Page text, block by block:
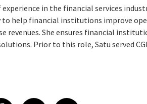
experience in the financial services
help financial institutions improve
revenues. She ensures financial
Prior to this role, Satu served